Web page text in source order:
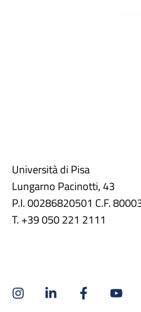
Università di Pisa
Lungarno Pacinotti, 43
P.I. 00286820501 C.F.
T. +39 050 221 2111